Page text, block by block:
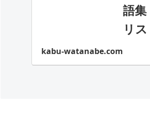
語
リ
kabu-watanabe.com